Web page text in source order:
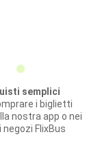
semplici
i biglietti
nostra app o nei
FlixBus